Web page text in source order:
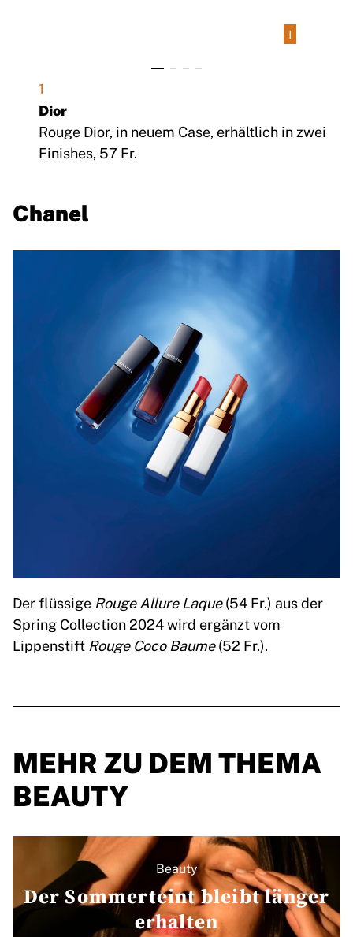
1
1
Dior
Rouge Dior, in neuem Case, erhältlich in zwei
Finishes, 57 Fr.
Chanel
Der flüssige Rouge Allure Laque(54 Fr.) aus der
Spring Collection 2024 wird ergänzt vom
Lippenstift Rouge Coco Baume(52 Fr.).
MEHR ZU DEM THEMA
BEAUTY
Beauty
Der Sommerteint bleibt länger
erhalten